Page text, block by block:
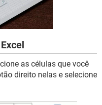
as células que você
direito nelas e selecione